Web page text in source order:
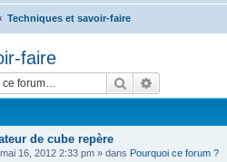
Techniques et savoir-faire
faire
Rechercher
de cube repère
16, 2012 2:33 pm » dans Pourquoi ce forum ?